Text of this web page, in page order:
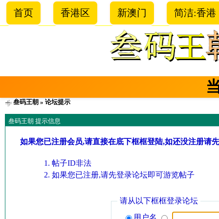
首页 香港区 新澳门 简洁:香港
叁码王朝 » 论坛提示
叁码王朝 提示信息
如果您已注册会员,请直接在底下框框登陆,如还没注册请
帖子ID非法
如果您已注册,请先登录论坛即可游览帖子
请从以下框框登录论坛
用户名